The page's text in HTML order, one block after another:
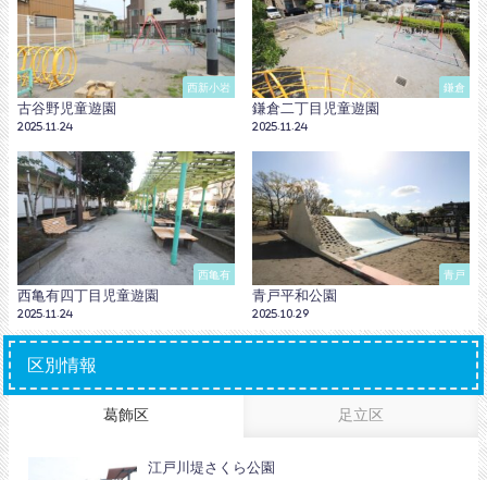
西新小岩
古谷野児童遊園
2025.11.24
鎌倉
鎌倉二丁目児童遊園
2025.11.24
西亀有
西亀有四丁目児童遊園
2025.11.24
青戸
青戸平和公園
2025.10.29
区別情報
葛飾区 足立区
江戸川堤さくら公園